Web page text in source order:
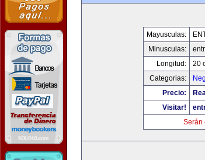
Mayusculas:
Minusculas:
Longitud:
20
Categorias:
Precio:
Visitar!
Serán